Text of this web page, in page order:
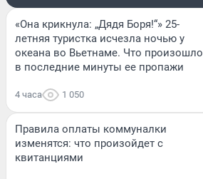
«Она крикнула: „Дядя Боря!“» 25-
летняя туристка исчезла ночью у
океана во Вьетнаме. Что произошло
в последние минуты ее пропажи
4 часа 1 050
Правила оплаты коммуналки
изменятся: что произойдет с
квитанциями